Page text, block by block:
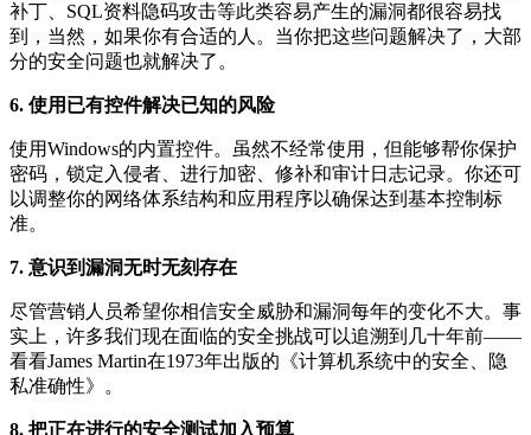
补丁、SQL资料隐码攻击等此类容易产生的漏洞都很容易找
到，当然，如果你有合适的人。当你把这些问题解决了，大部
分的安全问题也就解决了。
6. 使用已有控件解决已知的风险
使用Windows的内置控件。虽然不经常使用，但能够帮你保护
密码，锁定入侵者、进行加密、修补和审计日志记录。你还可
以调整你的网络体系结构和应用程序以确保达到基本控制标
准。
7. 意识到漏洞无时无刻存在
尽管营销人员希望你相信安全威胁和漏洞每年的变化不大。事
实上，许多我们现在面临的安全挑战可以追溯到几十年前——
看看James Martin在1973年出版的《计算机系统中的安全、隐
私准确性》。
8. 把正在进行的安全测试加入预算